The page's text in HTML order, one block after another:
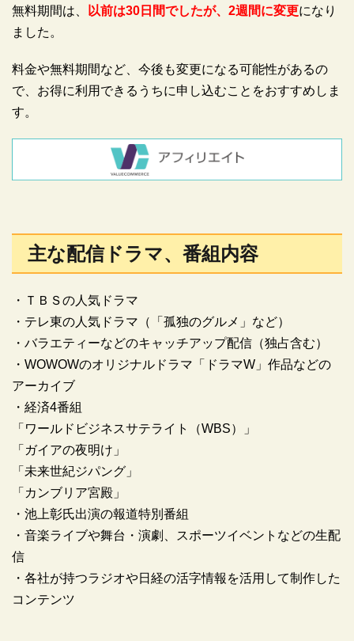
無料期間は、 以前は30日間でしたが、2週間に変更になり
ました。
料金や無料期間など、今後も変更になる可能性があるの
で、お得に利用できるうちに申し込むことをおすすめしま
す。
主な配信ドラマ、番組内容
・ＴＢＳの人気ドラマ
・テレ東の人気ドラマ（「孤独のグルメ」など）
・バラエティーなどのキャッチアップ配信（独占含む）
・WOWOWのオリジナルドラマ「ドラマW」作品などの
アーカイブ
・経済4番組
「ワールドビジネスサテライト（WBS）」
「ガイアの夜明け」
「未来世紀ジパング」
「カンブリア宮殿」
・池上彰氏出演の報道特別番組
・音楽ライブや舞台・演劇、スポーツイベントなどの生配
信
・各社が持つラジオや日経の活字情報を活用して制作した
コンテンツ